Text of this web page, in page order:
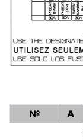
№ A